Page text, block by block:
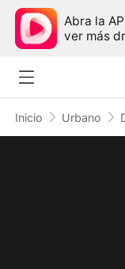
Abra la
ver más
Inicio Urbano